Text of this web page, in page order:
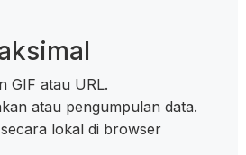
GIF atau URL.
atau pengumpulan data.
lokal di browser